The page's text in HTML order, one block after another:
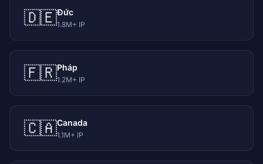
🇩🇪Đức
1.8M+ IP
🇫🇷Pháp
1.2M+ IP
🇨🇦Canada
1.1M+ IP